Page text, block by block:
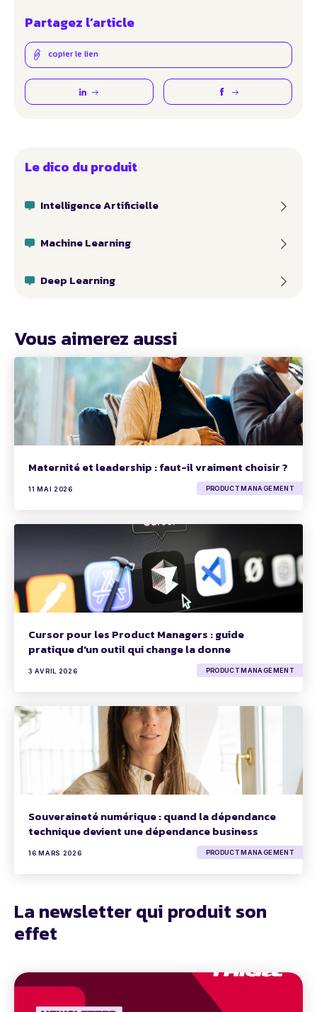
Partagez l’article
copier le lien
Le dico du produit
Intelligence Artificielle
Machine Learning
Deep Learning
Vous aimerez aussi
Maternité et leadership : faut-il vraiment choisir ?
11 MAI 2026 PRODUCT MANAGEMENT
Cursor pour les Product Managers : guide
pratique d'un outil qui change la donne
3 AVRIL 2026 PRODUCT MANAGEMENT
Souveraineté numérique : quand la dépendance
technique devient une dépendance business
16 MARS 2026 PRODUCT MANAGEMENT
La newsletter qui produit son
effet